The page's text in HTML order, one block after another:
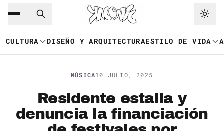
Saltar al contenido principal
CULTURA DISEÑO Y ARQUITECTURAESTILO DE VIDA
MÚSICA10 JULIO, 2025
Residente estalla y
denuncia la financiación